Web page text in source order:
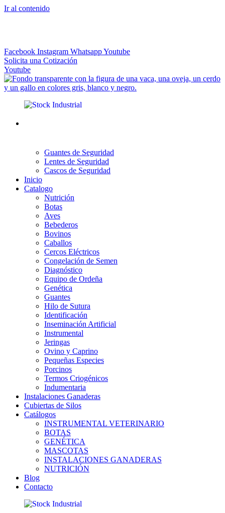
Ir al contenido
Facebook Instagram WhatsappYoutube
Solicita una Cotización
Youtube
Guantes de Seguridad
Lentes de Seguridad
Cascos de Seguridad
Inicio
Catalogo
Nutrición
Botas
Aves
Bebederos
Bovinos
Caballos
Cercos Eléctricos
Congelación de Semen
Diagnóstico
Equipo de Ordeña
Genética
Guantes
Hilo de Sutura
Identificación
Inseminación Artificial
Instrumental
Jeringas
Ovino y Caprino
Pequeñas Especies
Porcinos
Termos Criogénicos
Indumentaria
Instalaciones Ganaderas
Cubiertas de Silos
Catálogos
INSTRUMENTAL VETERINARIO
BOTAS
GENÉTICA
MASCOTAS
INSTALACIONES GANADERAS
NUTRICIÓN
Blog
Contacto